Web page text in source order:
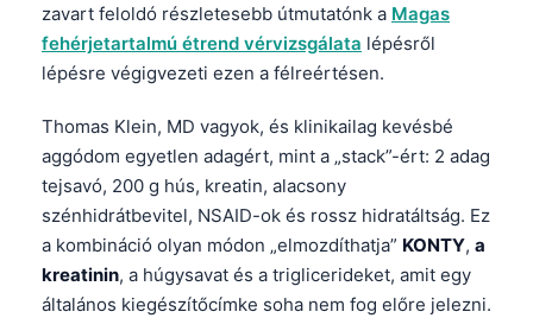
zavart feloldó részletesebb útmutatónk a Magas
fehérjetartalmú étrend vérvizsgálata lépésről
lépésre végigvezeti ezen a félreértésen.
Thomas Klein, MD vagyok, és klinikailag kevésbé
aggódom egyetlen adagért, mint a „stack”-ért: 2 adag
tejsavó, 200 g hús, kreatin, alacsony
szénhidrátbevitel, NSAID-ok és rossz hidratáltság. Ez
a kombináció olyan módon „elmozdíthatja” KONTY, a
kreatinin, a húgysavat és a triglicerideket, amit egy
általános kiegészítőcímke soha nem fog előre jelezni.